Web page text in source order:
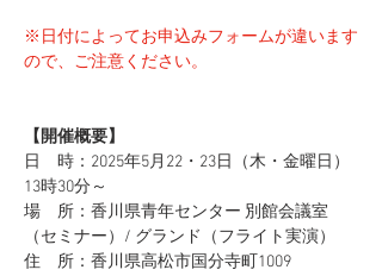
※日付によってお申込みフォームが違います
ので、ご注意ください。
【開催概要】
日　時：2025年5月22・23日（木・金曜日）
13時30分～
場　所：香川県青年センター 別館会議室
（セミナー）/ グランド（フライト実演）
住　所：香川県高松市国分寺町1009